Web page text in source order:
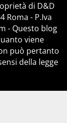
di D&D
Roma - P.Iva
- Questo blog
viene
può pertanto
della legge